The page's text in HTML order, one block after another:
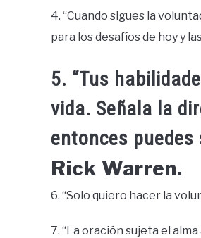
4. “Cuando sigues la
para los desafíos de hoy y
5. “Tus
vida. Señala la
entonces puedes
Rick Warren.
6. “Solo quiero hacer la
7. “La oración sujeta el